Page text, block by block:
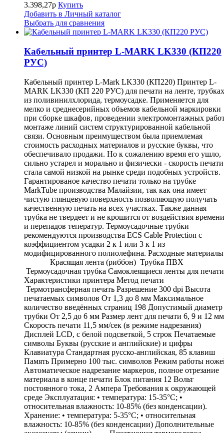
3.398,27р Купить
Добавить в Личный каталог
Выбрать для сравнения
Кабельный принтер L-MARK LK330 (КП220
РУС)
Кабельный принтер L-Mark LK330 (КП220) Принтер L-
MARK LK330 (КП 220 РУС) для печати на ленте, трубках
из поливинилхлорида, термоусадке. Применяется для
мелко и среднесерийных объемов кабельной маркировки
при сборке шкафов, проведении электромонтажных
монтаже линий систем структурированной кабельной
связи. Основным преимуществом была приемлемая
стоимость расходных материалов и русские буквы, что
обеспечивало продажи. Но к сожалению время его ушло,
сильно устарел и морально и физически - скорость печати
стала самой низкой на рынке среди подобных устройств.
Гарантированое качество печати только на трубке
MarkTube производства Малайзии, так как она имеет
чистую глянцевую поверхность позволяющую получать
качественную печать на всех участках. Также данная
трубка не твердеет и не крошится от воздействия времени
и перепадов теператур. Термоусадочные трубки
рекомендуются производства ECS Cable Protection с
коэффициентом усадки 2 к 1 или 3 к 1 из
модифицированного полиолефина. Расходные
Красящая лента (риббон) Трубка ПВХ
Термоусадочная трубка Самоклеящиеся ленты для печати
Характеристики принтера Метод печати
Термотрансферная печать Разрешение 300 dpi Высота
печатаемых символов От 1,3 до 8 мм Максимальное
количество введённых страниц 198 Допустимый диаметр
трубки От 2,5 до 6 мм Размер лент для печати 6, 9 и 12 мм
Скорость печати 11,5 мм/сек (в режиме надрезания)
Дисплей LCD, с белой подсветкой, 5 строк Печатаемые
символы Буквы (русские и английские) и цифры
Клавиатура Стандартная русско-английская, 85 клавиш
Память Примерно 100 тыс. символов Режим работы
Автоматическое надрезание маркеров, полное отрезание
материала в конце печати Блок питания 12 Вольт
постоянного тока, 2 Ампера Требования к окружающей
среде Эксплуатация: • температура: 15-35°C; •
относительная влажность: 10-85% (без конденсации).
Хранение: • температура: 5-35°C; • относительная
влажность: 10-85% (без конденсации) Дополнительные